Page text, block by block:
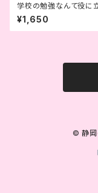
学校の勉強なんて役に
のにやる意味あるの？と
に言われたら読む本
¥1,650
© 静岡